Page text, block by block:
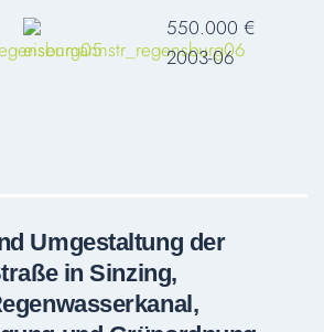
550.000 €
2003-06
Umgestaltung der
in Sinzing,